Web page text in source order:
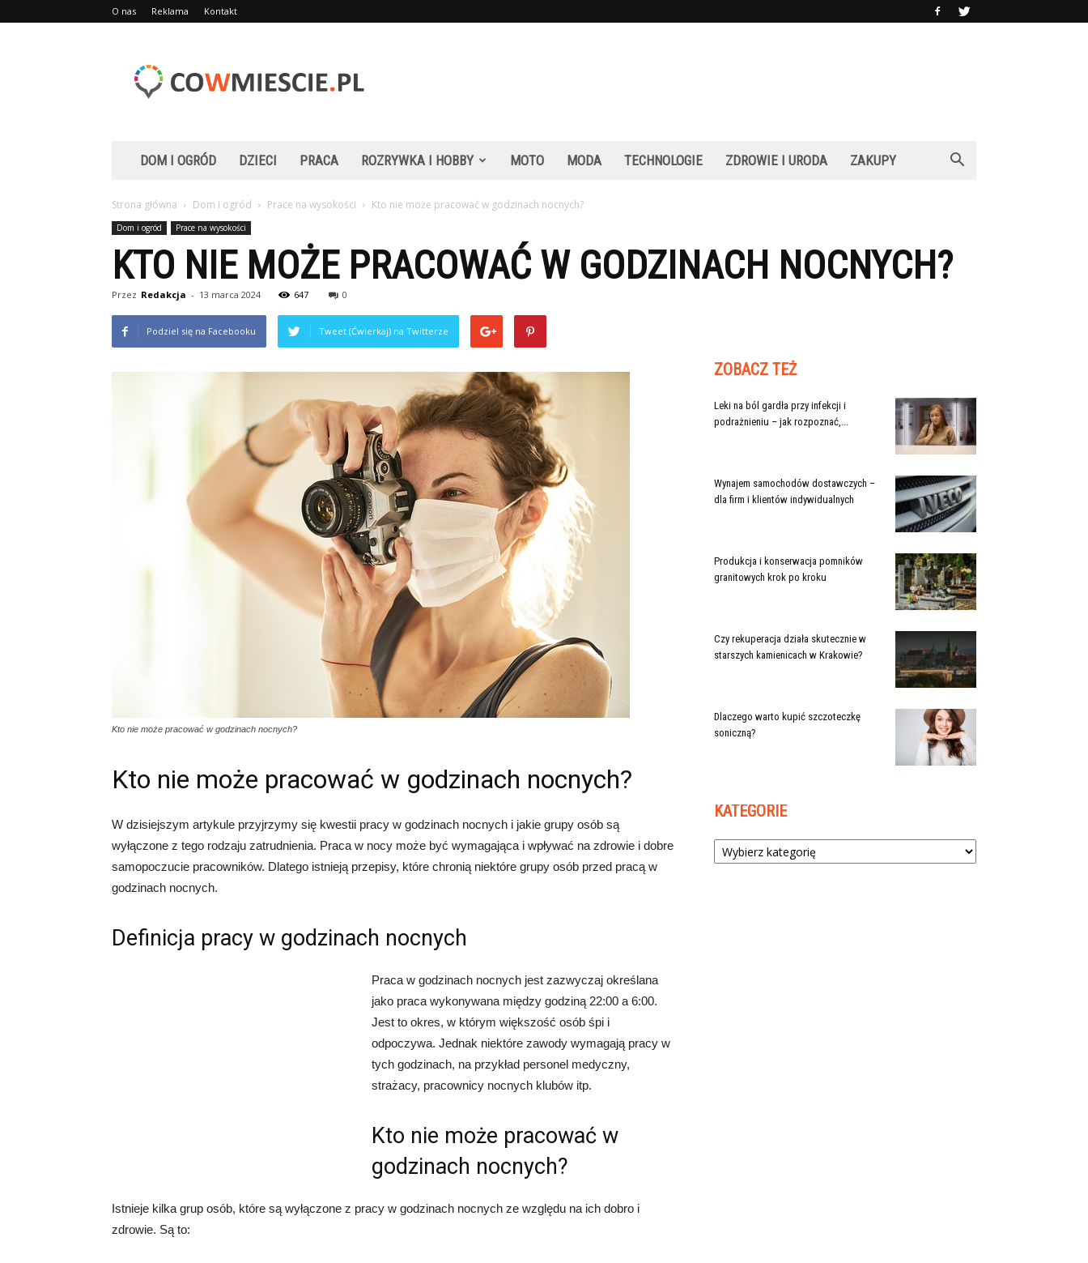
O nas Reklama Kontakt
DOM I OGRÓD DZIECI PRACA ROZRYWKA I HOBBY MOTO MODA TECHNOLOGIE ZDROWIE I URODA ZAKUPY
Strona główna Dom i ogród Prace na wysokości Kto nie może pracować w godzinach nocnych?
Dom i ogród Prace na wysokości
KTO NIE MOŻE PRACOWAĆ W GODZINACH NOCNYCH?
Przez Redakcja - 13 marca 2024 647 0
Podziel się na Facebooku Tweet (Ćwierkaj) na Twitterze
Kto nie może pracować w godzinach nocnych?
Kto nie może pracować w godzinach nocnych?
W dzisiejszym artykule przyjrzymy się kwestii pracy w godzinach nocnych i jakie grupy osób są
wyłączone z tego rodzaju zatrudnienia. Praca w nocy może być wymagająca i wpływać na zdrowie i dobre
samopoczucie pracowników. Dlatego istnieją przepisy, które chronią niektóre grupy osób przed pracą w
godzinach nocnych.
Definicja pracy w godzinach nocnych
Praca w godzinach nocnych jest zazwyczaj określana
jako praca wykonywana między godziną 22:00 a 6:00.
Jest to okres, w którym większość osób śpi i
odpoczywa. Jednak niektóre zawody wymagają pracy w
tych godzinach, na przykład personel medyczny,
strażacy, pracownicy nocnych klubów itp.
Kto nie może pracować w
godzinach nocnych?
Istnieje kilka grup osób, które są wyłączone z pracy w godzinach nocnych ze względu na ich dobro i
zdrowie. Są to:
ZOBACZ TEŻ
Leki na ból gardła przy infekcji i
podrażnieniu – jak rozpoznać,...
Wynajem samochodów dostawczych –
dla firm i klientów indywidualnych
Produkcja i konserwacja pomników
granitowych krok po kroku
Czy rekuperacja działa skutecznie w
starszych kamienicach w Krakowie?
Dlaczego warto kupić szczoteczkę
soniczną?
KATEGORIE
Kategorie